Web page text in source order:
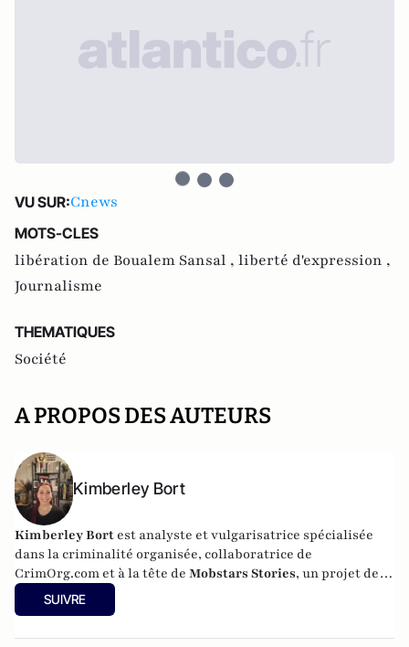
VU SUR:Cnews
MOTS-CLES
libération de Boualem Sansal , liberté d'expression ,
Journalisme
THEMATIQUES
Société
A PROPOS DES AUTEURS
Kimberley Bort
Kimberley Bort est analyste et vulgarisatrice spécialisée
dans la criminalité organisée, collaboratrice de
CrimOrg.com et à la tête de Mobstars Stories, un projet de
contenus sur les réseaux sociaux qui explore les
dynamiques du crime organisé et ses représentations.
SUIVRE